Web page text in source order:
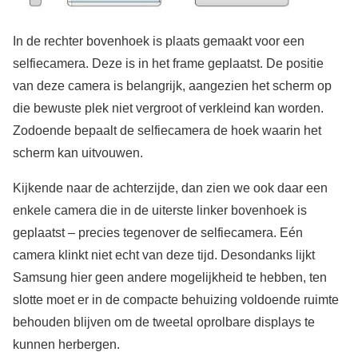
In de rechter bovenhoek is plaats gemaakt voor een
selfiecamera. Deze is in het frame geplaatst. De positie
van deze camera is belangrijk, aangezien het scherm op
die bewuste plek niet vergroot of verkleind kan worden.
Zodoende bepaalt de selfiecamera de hoek waarin het
scherm kan uitvouwen.
Kijkende naar de achterzijde, dan zien we ook daar een
enkele camera die in de uiterste linker bovenhoek is
geplaatst – precies tegenover de selfiecamera. Eén
camera klinkt niet echt van deze tijd. Desondanks lijkt
Samsung hier geen andere mogelijkheid te hebben, ten
slotte moet er in de compacte behuizing voldoende ruimte
behouden blijven om de tweetal oprolbare displays te
kunnen herbergen.